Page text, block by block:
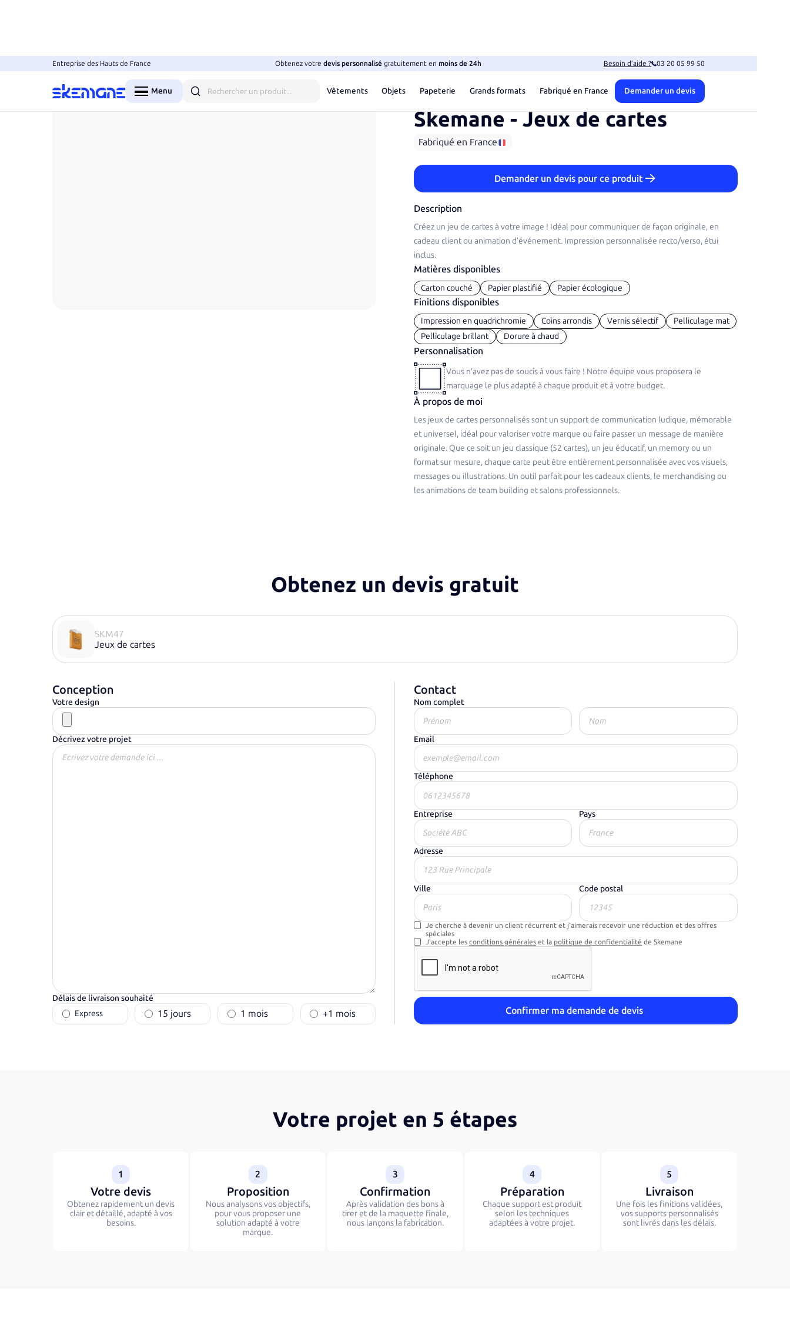
Entreprise des Hauts de France Obtenez votre devis personnalisé gratuitement en moins de 24h Besoin d’aide ? 03 20 05 99 50
Menu
Vêtements Objets Papeterie Grands formats Fabriqué en France Demander un devis
Skemane-Jeux de cartes
Fabriqué en France
Demander un devis pour ce produit
Description
Créez un jeu de cartes à votre image ! Idéal pour communiquer de façon originale, en
cadeau client ou animation d’événement. Impression personnalisée recto/verso, étui
inclus.
Matières disponibles
Carton couché Papier plastifié Papier écologique
Finitions disponibles
Impression en quadrichromie Coins arrondis Vernis sélectif
Pelliculage mat
Pelliculage brillant
Dorure à chaud
Personnalisation
Vous n'avez pas de soucis à vous faire ! Notre équipe vous proposera le
marquage le plus adapté à chaque produit et à votre budget.
À propos de moi
Les jeux de cartes personnalisés sont un support de communication ludique, mémorable
et universel, idéal pour valoriser votre marque ou faire passer un message de manière
originale. Que ce soit un jeu classique (52 cartes), un jeu éducatif, un memory ou un
format sur mesure, chaque carte peut être entièrement personnalisée avec vos visuels,
messages ou illustrations. Un outil parfait pour les cadeaux clients, le merchandising ou
les animations de team building et salons professionnels.
Obtenez un devis gratuit
SKM47
Jeux de cartes
Conception
Votre design
Décrivez votre projet
Délais de livraison souhaité
Express
15 jours 1 mois +1 mois
Contact
Nom complet
Email
Téléphone
Entreprise Pays
Adresse
Ville Code postal
Je cherche à devenir un client récurrent et j'aimerais recevoir une réduction et des offres
spéciales
J'accepte lesconditions générales et la politique de confidentialité de Skemane
Votre projet en 5 étapes
1
Votre devis
Obtenez rapidement un devis
clair et détaillé, adapté à vos
besoins.
2
Proposition
Nous analysons vos objectifs,
pour vous proposer une
solution adapté à votre
marque.
3
Confirmation
Après validation des bons à
tirer et de la maquette finale,
nous lançons la fabrication.
4
Préparation
Chaque support est produit
selon les techniques
adaptées à votre projet.
5
Livraison
Une fois les finitions validées,
vos supports personnalisés
sont livrés dans les délais.